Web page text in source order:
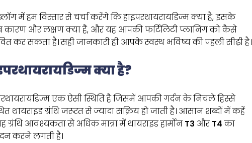
में हम विस्तार से चर्चा करेंगे कि हाइपरथायरायडिज्म क्या है, इसके
कारण और लक्षण क्या हैं, और यह आपकी फर्टिलिटी प्लानिंग को कैसे
कर सकता है। सही जानकारी ही आपके स्वस्थ भविष्य की पहली सीढ़ी है।
क्या है?
एक ऐसी स्थिति है जिसमें आपकी गर्दन के निचले हिस्से
थायराइड ग्रंथि जरूरत से ज्यादा सक्रिय हो जाती है। आसान शब्दों में कहें
ग्रंथि आवश्यकता से अधिक मात्रा में थायराइड हार्मोनT3 औरT4का
करने लगती है।